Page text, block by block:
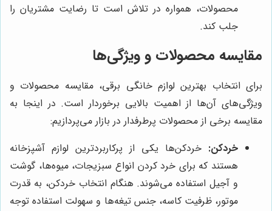
محصولات، همواره در تلاش است تا رضایت مشتریان را
جلب کند.
مقایسه محصولات و ویژگی‌ها
برای انتخاب بهترین لوازم خانگی برقی، مقایسه محصولات و
ویژگی‌های آن‌ها از اهمیت بالایی برخوردار است. در اینجا به
مقایسه برخی از محصولات پرطرفدار در بازار می‌پردازیم:
خردکن: خردکن‌ها یکی از پرکاربردترین لوازم آشپزخانه
هستند که برای خرد کردن انواع سبزیجات، میوه‌ها، گوشت
و آجیل استفاده می‌شوند. هنگام انتخاب خردکن، به قدرت
موتور، ظرفیت کاسه، جنس تیغه‌ها و سهولت استفاده توجه